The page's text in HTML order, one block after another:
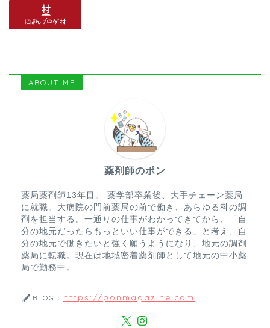
ABOUT ME
薬剤師のポン
薬局薬剤師13年目。 薬学部卒業後、大手チェーン薬局
に就職。大病院の門前薬局の前で働き、あらゆる科の調
剤を担当する。一通りの仕事がわかってきてから、「自
分の地元だったらもっといい仕事ができる」と考え、自
分の地元で働きたいと強く願うようになり、地元の調剤
薬局に転職。現在は地域密着薬剤師として地元の中小薬
局で勤務中。
BLOG： https://ponmagazine.com